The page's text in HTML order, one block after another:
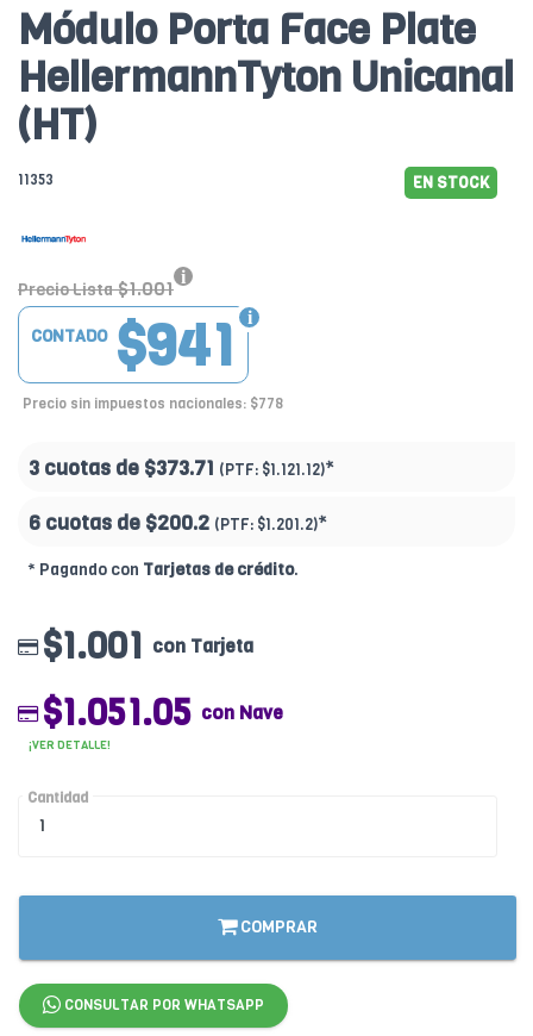
Módulo Porta Face Plate
HellermannTyton Unicanal
(HT)
11353 EN STOCK
Precio Lista $1.001
$941
CONTADO
Precio sin impuestos nacionales: $778
3 cuotas de $373.71 (PTF: $1.121.12)*
6 cuotas de $200.2 (PTF: $1.201.2)*
* Pagando con Tarjetas de crédito.
$1.001 con Tarjeta
$1.051.05 con Nave
¡VER DETALLE!
Cantidad
COMPRAR
CONSULTAR POR WHATSAPP